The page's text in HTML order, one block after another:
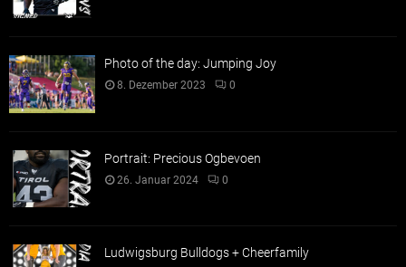
Photo of the day: Jumping Joy
8. Dezember 2023 0
Portrait: Precious Ogbevoen
26. Januar 2024 0
Ludwigsburg Bulldogs + Cheerfamily